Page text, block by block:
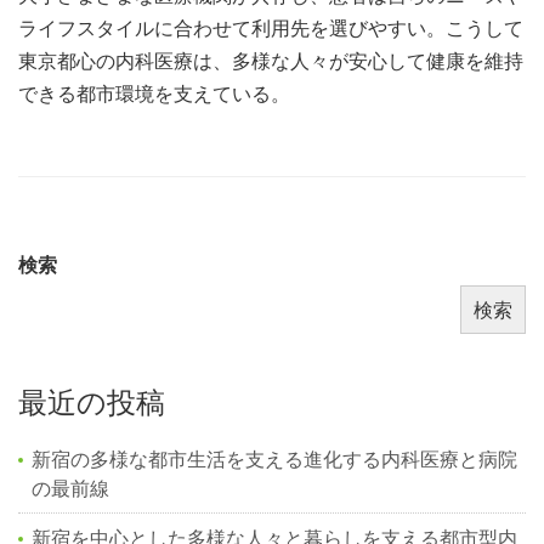
ライフスタイルに合わせて利用先を選びやすい。こうして
東京都心の内科医療は、多様な人々が安心して健康を維持
できる都市環境を支えている。
検索
検索
最近の投稿
新宿の多様な都市生活を支える進化する内科医療と病院
の最前線
新宿を中心とした多様な人々と暮らしを支える都市型内